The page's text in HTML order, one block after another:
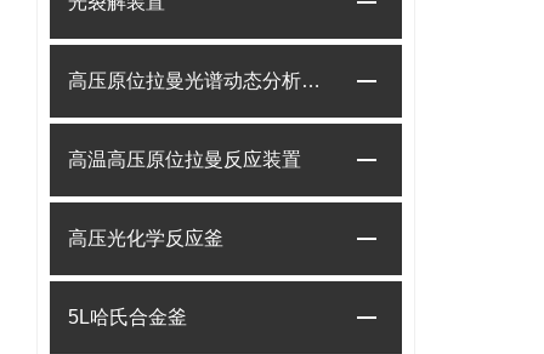
高压原位拉曼光谱动态分析系统
高温高压原位拉曼反应装置
高压光化学反应釜
5L哈氏合金釜